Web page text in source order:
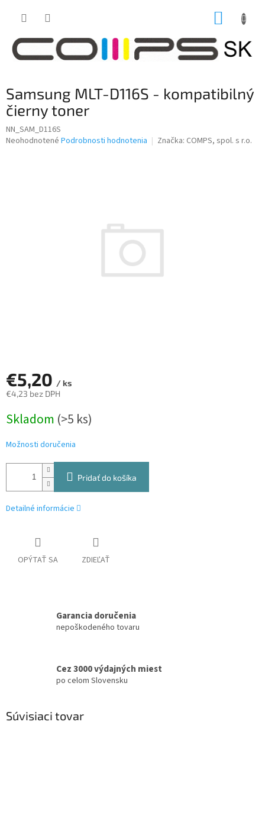
Samsung MLT-D116S - kompatibilný
čierny toner
NN_SAM_D116S
Priemerné
Neohodnotené Podrobnosti hodnotenia Značka: COMPS, spol. s r.o.
€5,20 / ks
€4,23 bez DPH
cena:
Skladom (>5 ks)
Možnosti doručenia
Pridať do košíka
Detailné informácie
OPÝTAŤ SA ZDIEĽAŤ
Garancia doručenia
nepoškodeného tovaru
Cez 3000 výdajných miest
po celom Slovensku
Súvisiaci tovar